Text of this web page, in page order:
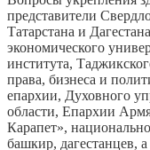
представители
Татарстана и
экономического
института,
права, бизнеса и
епархии, Духовного
области, Епархии
Карапет»,
башкир, дагестанцев,